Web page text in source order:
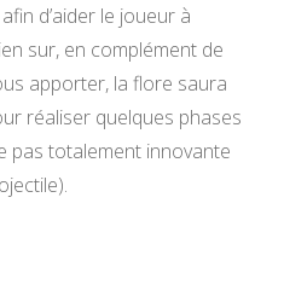
afin d’aider le joueur à
sur, en complément de
apporter, la flore saura
réaliser quelques phases
pas totalement innovante